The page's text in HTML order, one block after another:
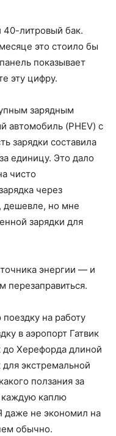
40-литровый бак.
это стоило бы
показывает
эту цифру.
зарядным
автомобиль (PHEV) с
зарядки составила
единицу. Это дало
чисто
через
дешевле, но мне
зарядки для
энергии — и
перезаправиться.
на работу
в аэропорт Гатвик
до Херефорда длиной
экстремальной
ползания за
каждую каплю
даже не экономил на
обычно.